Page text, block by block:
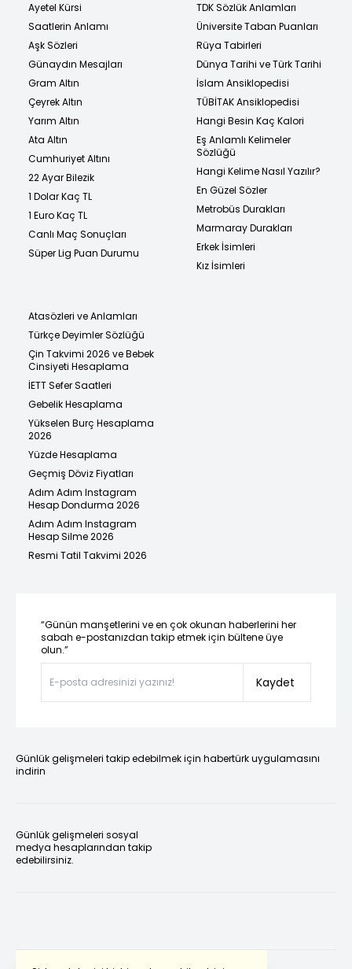
Ayetel Kürsi
Saatlerin Anlamı
Aşk Sözleri
Günaydın Mesajları
Gram Altın
Çeyrek Altın
Yarım Altın
Ata Altın
Cumhuriyet Altını
22 Ayar Bilezik
1 Dolar Kaç TL
1 Euro Kaç TL
Canlı Maç Sonuçları
Süper Lig Puan Durumu
TDK Sözlük Anlamları
Üniversite Taban Puanları
Rüya Tabirleri
Dünya Tarihi ve Türk Tarihi
İslam Ansiklopedisi
TÜBİTAK Ansiklopedisi
Hangi Besin Kaç Kalori
Eş Anlamlı Kelimeler
Sözlüğü
Hangi Kelime Nasıl Yazılır?
En Güzel Sözler
Metrobüs Durakları
Marmaray Durakları
Erkek İsimleri
Kız İsimleri
Atasözleri ve Anlamları
Türkçe Deyimler Sözlüğü
Çin Takvimi 2026 ve Bebek
Cinsiyeti Hesaplama
İETT Sefer Saatleri
Gebelik Hesaplama
Yükselen Burç Hesaplama
2026
Yüzde Hesaplama
Geçmiş Döviz Fiyatları
Adım Adım Instagram
Hesap Dondurma 2026
Adım Adım Instagram
Hesap Silme 2026
Resmi Tatil Takvimi 2026
“Günün manşetlerini ve en çok okunan haberlerini her
sabah e-postanızdan takip etmek için bültene üye
olun.”
Kaydet
Günlük gelişmeleri takip edebilmek için habertürk uygulamasını
indirin
Günlük gelişmeleri sosyal
medya hesaplarından takip
edebilirsiniz.